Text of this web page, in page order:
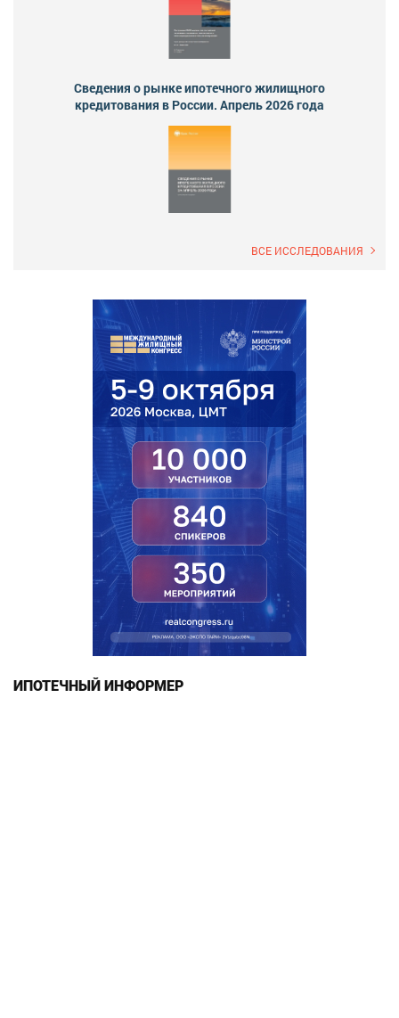
Сведения о рынке ипотечного жилищного
кредитования в России. Апрель 2026 года
ВСЕ ИССЛЕДОВАНИЯ
ИПОТЕЧНЫЙ ИНФОРМЕР